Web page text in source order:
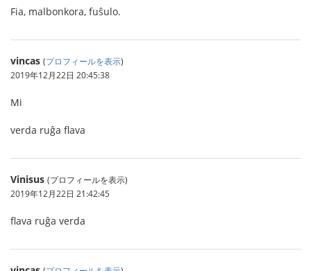
Fia, malbonkora, fuŝulo.
vincas (プロフィールを表示)
2019年12月22日 20:45:38
Mi
verda ruĝa flava
Vinisus (プロフィールを表示)
2019年12月22日 21:42:45
flava ruĝa verda